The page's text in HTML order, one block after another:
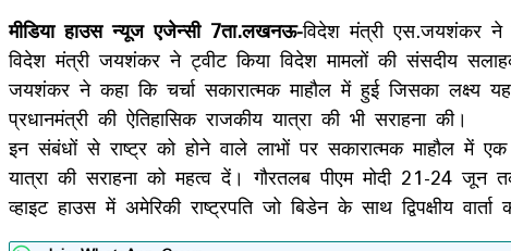
मीडिया हाउस न्यूज एजेन्सी 7ता.लखनऊ-विदेश मंत्री एस.जयशंकर ने
विदेश मंत्री जयशंकर ने ट्वीट किया विदेश मामलों की संसदीय
जयशंकर ने कहा कि चर्चा सकारात्मक माहौल में हुई जिसका
प्रधानमंत्री की ऐतिहासिक राजकीय यात्रा की भी सराहना की।
इन संबंधों से राष्ट्र को होने वाले लाभों पर सकारात्मक माहौल में
यात्रा की सराहना को महत्व दें। गौरतलब पीएम मोदी 21-24
व्हाइट हाउस में अमेरिकी राष्ट्रपति जो बिडेन के साथ द्विपक्षीय